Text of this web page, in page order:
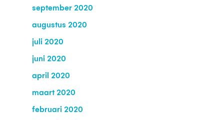
september 2020
augustus 2020
juli 2020
juni 2020
april 2020
maart 2020
februari 2020